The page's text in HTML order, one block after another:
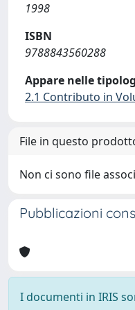
1998
ISBN
9788843560288
Appare nelle
2.1 Contributo in
File in questo
Non ci sono file
Pubblicazioni
I documenti in IRIS